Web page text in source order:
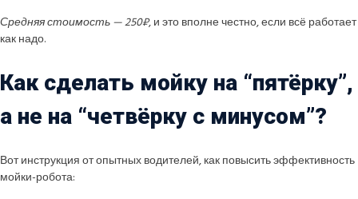
Средняя стоимость — 250₽, и это вполне честно, если всё работает
как надо.
Как сделать мойку на “пятёрку”,
а не на “четвёрку с минусом”?
Вот инструкция от опытных водителей, как повысить эффективность
мойки-робота: